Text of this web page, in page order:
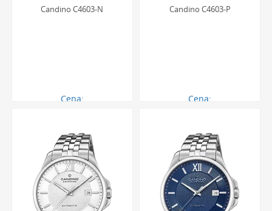
Candino C4603-N
Cena:
Candino C4603-P
Cena: